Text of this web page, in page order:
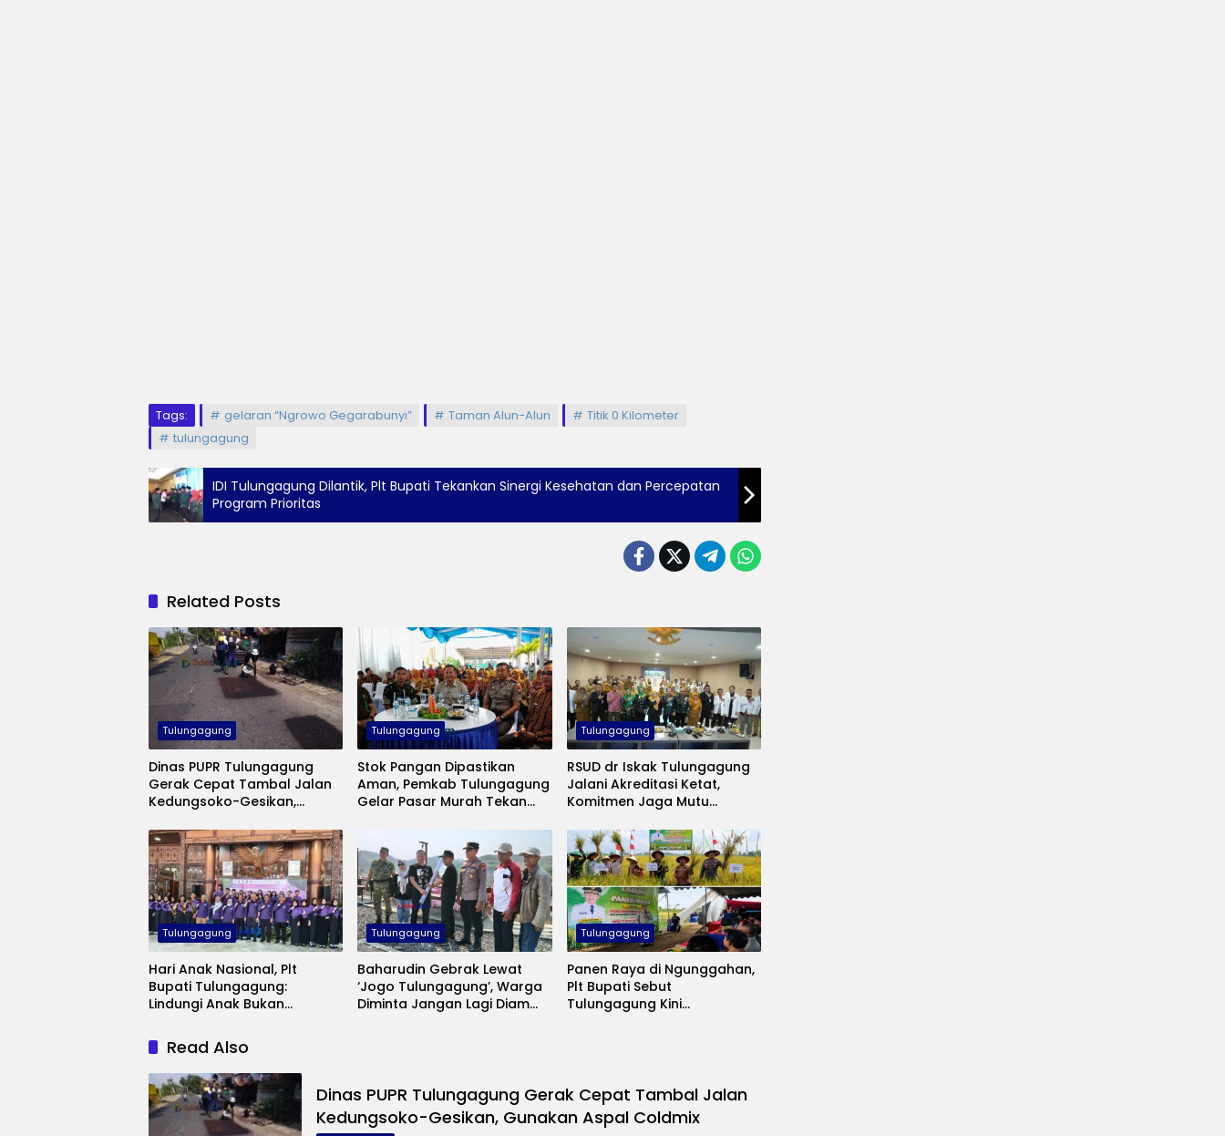
Tags: gelaran “Ngrowo Gegarabunyi” Taman Alun-Alun
Titik 0 Kilometer
tulungagung
IDI Tulungagung Dilantik, Plt Bupati Tekankan Sinergi Kesehatan dan Percepatan
Program Prioritas
Related Posts
Tulungagung
Dinas PUPR Tulungagung
Gerak Cepat Tambal Jalan
Kedungsoko-Gesikan,
Tulungagung
Stok Pangan Dipastikan
Aman, Pemkab Tulungagung
Gelar Pasar Murah Tekan
Tulungagung
RSUD dr Iskak Tulungagung
Jalani Akreditasi Ketat,
Komitmen Jaga Mutu
Tulungagung
Hari Anak Nasional, Plt
Bupati Tulungagung:
Lindungi Anak Bukan
Tulungagung
Baharudin Gebrak Lewat
‘Jogo Tulungagung’, Warga
Diminta Jangan Lagi Diam
Tulungagung
Panen Raya di Ngunggahan,
Plt Bupati Sebut
Tulungagung Kini
Read Also
Dinas PUPR Tulungagung Gerak Cepat Tambal Jalan
Kedungsoko-Gesikan, Gunakan Aspal Coldmix